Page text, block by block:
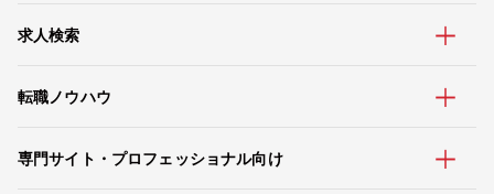
求人検索
転職ノウハウ
専門サイト・プロフェッショナル向け